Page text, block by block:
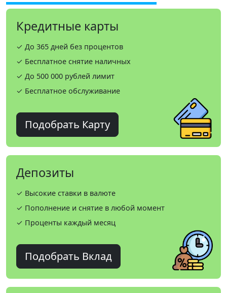
Кредитные карты
✓ До 365 дней без процентов
✓ Бесплатное снятие наличных
✓ До 500 000 рублей лимит
✓ Бесплатное обслуживание
Подобрать Карту
Депозиты
✓ Высокие ставки в валюте
✓ Пополнение и снятие в любой момент
✓ Проценты каждый месяц
Подобрать Вклад